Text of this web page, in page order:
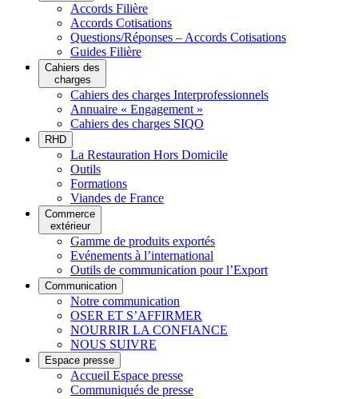
Accords Filière
Accords Cotisations
Questions/Réponses – Accords Cotisations
Guides Filière
Cahiers des
charges
Cahiers des charges Interprofessionnels
Annuaire « Engagement »
Cahiers des charges SIQO
RHD
La Restauration Hors Domicile
Outils
Formations
Viandes de France
Commerce
extérieur
Gamme de produits exportés
Evénements à l’international
Outils de communication pour l’Export
Communication
Notre communication
OSER ET S’AFFIRMER
NOURRIR LA CONFIANCE
NOUS SUIVRE
Espace presse
Accueil Espace presse
Communiqués de presse